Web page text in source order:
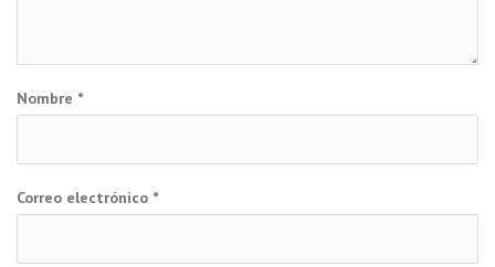
Nombre *
Correo electrónico *